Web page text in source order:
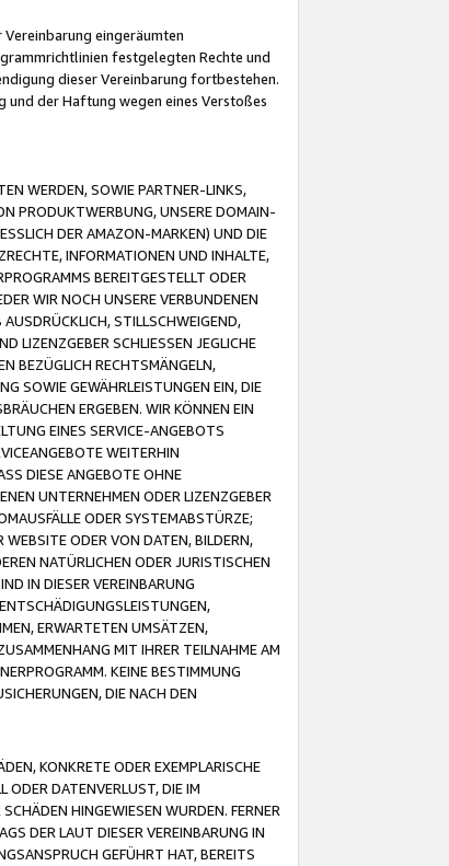
eingeräumten
festgelegten Rechte und
dieser Vereinbarung fortbestehen.
und der Haftung wegen eines Verstoßes
WERDEN, SOWIE PARTNER-LINKS,
PRODUKTWERBUNG, UNSERE DOMAIN-
DER AMAZON-MARKEN) UND DIE
INFORMATIONEN UND INHALTE,
BEREITGESTELLT ODER
WIR NOCH UNSERE VERBUNDENEN
STILLSCHWEIGEND,
LIZENZGEBER SCHLIESSEN JEGLICHE
BEZÜGLICH RECHTSMÄNGELN,
SOWIE GEWÄHRLEISTUNGEN EIN, DIE
ERGEBEN. WIR KÖNNEN EIN
EINES SERVICE-ANGEBOTS
WEITERHIN
DIESE ANGEBOTE OHNE
UNTERNEHMEN ODER LIZENZGEBER
ODER SYSTEMABSTÜRZE;
WEBSITE ODER VON DATEN, BILDERN,
NATÜRLICHEN ODER JURISTISCHEN
IN DIESER VEREINBARUNG
ERWARTETEN UMSÄTZEN,
MIT IHRER TEILNAHME AM
KEINE BESTIMMUNG
DIE NACH DEN
KONKRETE ODER EXEMPLARISCHE
ODER DATENVERLUST, DIE IM
HINGEWIESEN WURDEN. FERNER
DER LAUT DIESER VEREINBARUNG IN
GEFÜHRT HAT, BEREITS